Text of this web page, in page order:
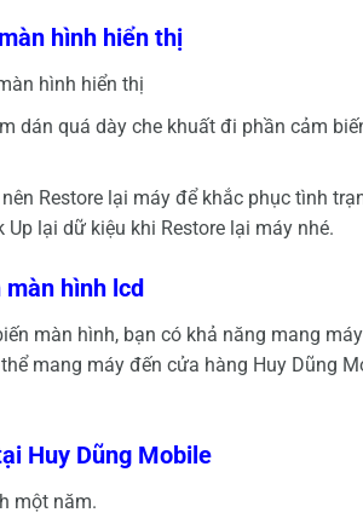
hình hiển thị
hình hiển thị
dán quá dày che khuất đi phần cảm
Restore lại máy để khắc phục tình
lại dữ kiệu khi Restore lại máy nhé.
màn hình lcd
màn hình, bạn có khả năng mang
mang máy đến cửa hàng Huy Dũng
Huy Dũng Mobile
một năm.